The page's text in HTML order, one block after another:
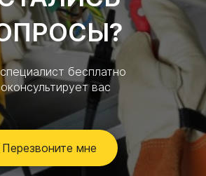
бесплатно
вас
Перезвоните мне